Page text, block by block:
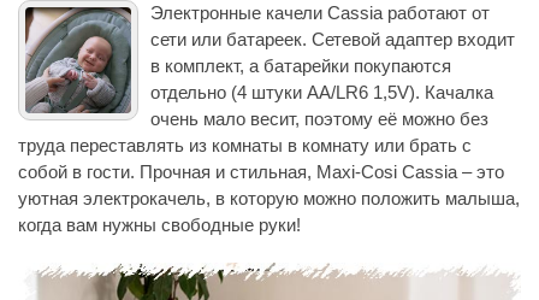
Электронные качели Cassia работают от
сети или батареек. Сетевой адаптер входит
в комплект, а батарейки покупаются
отдельно (4 штуки AA/LR6 1,5V). Качалка
очень мало весит, поэтому её можно без
труда переставлять из комнаты в комнату или брать с
собой в гости. Прочная и стильная, Maxi-Cosi Cassia – это
уютная электрокачель, в которую можно положить малыша,
когда вам нужны свободные руки!